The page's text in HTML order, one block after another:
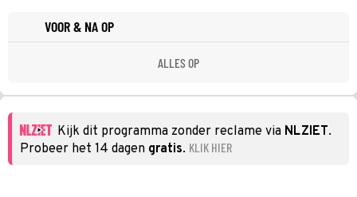
VOOR & NA OP
ALLES OP
Kijk dit programma zonder reclame via NLZIET.
Probeer het 14 dagen gratis. KLIK HIER